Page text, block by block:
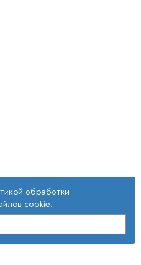
обработки
cookie.